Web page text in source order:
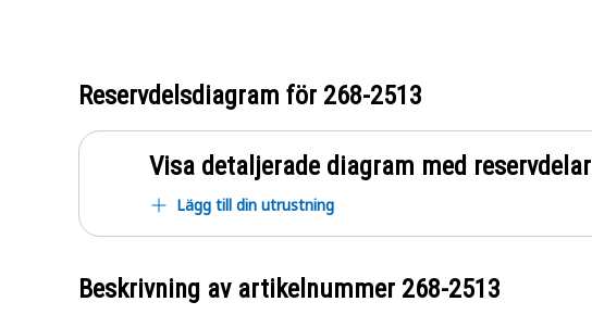
Reservdelsdiagram för 268-2513
Visa detaljerade diagram med reservdelar
Lägg till din utrustning
Beskrivning av artikelnummer 268-2513